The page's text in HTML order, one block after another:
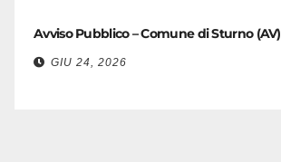
Avviso Pubblico – Comune di Sturno (AV)
GIU 24, 2026